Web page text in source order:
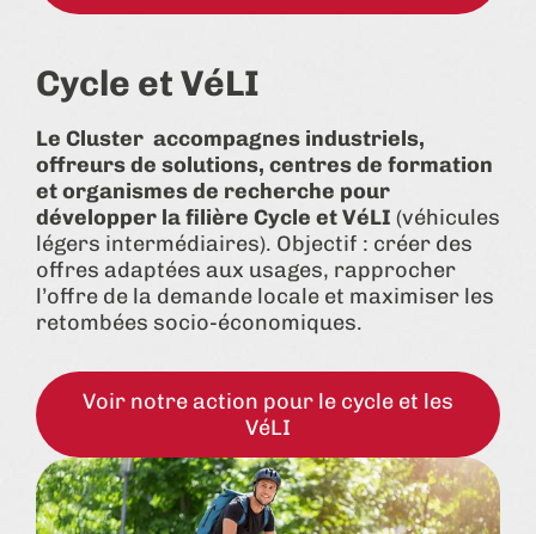
Cycle et VéLI
Le Cluster accompagnes industriels,
offreurs de solutions, centres de formation
et organismes de recherche pour
développer la filière Cycle et VéLI (véhicules
légers intermédiaires). Objectif : créer des
offres adaptées aux usages, rapprocher
l’offre de la demande locale et maximiser les
retombées socio-économiques.
Voir notre action pour le cycle et les
VéLI